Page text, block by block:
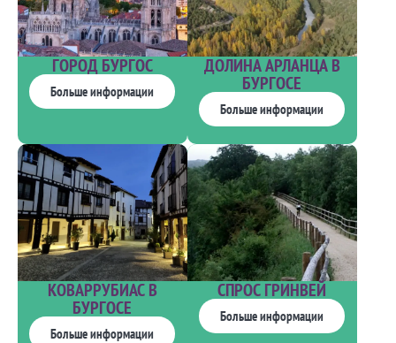
ГОРОД БУРГОС
Больше информации
ДОЛИНА АРЛАНЦА В
БУРГОСЕ
Больше информации
КОВАРРУБИАС В
БУРГОСЕ
Больше информации
СПРОС ГРИНВЕЙ
Больше информации